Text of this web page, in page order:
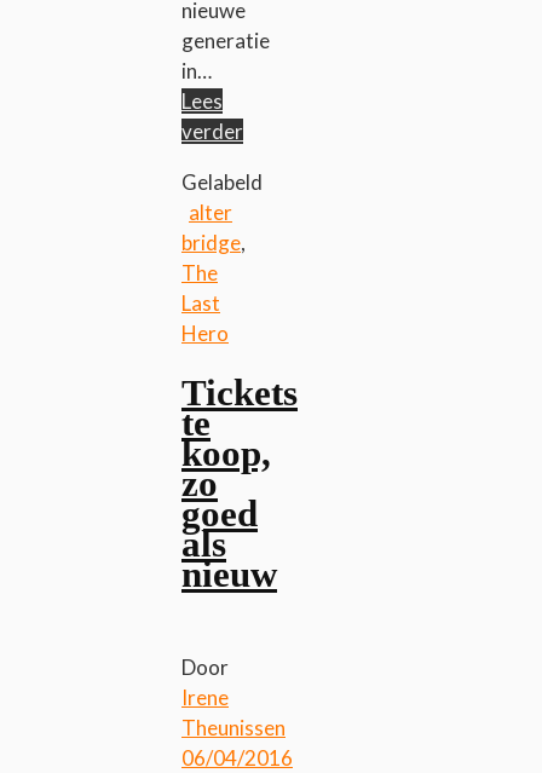
nieuwe
generatie
in…
Lees
verder
Gelabeld
alter
bridge,
The
Last
Hero
Tickets
te
koop,
zo
goed
als
nieuw
Door
Irene
Theunissen
06/04/2016